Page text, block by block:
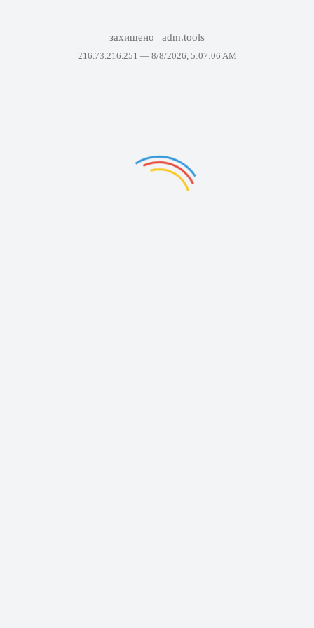
захищено adm.tools
216.73.216.251 — 8/8/2026, 5:07:06 AM